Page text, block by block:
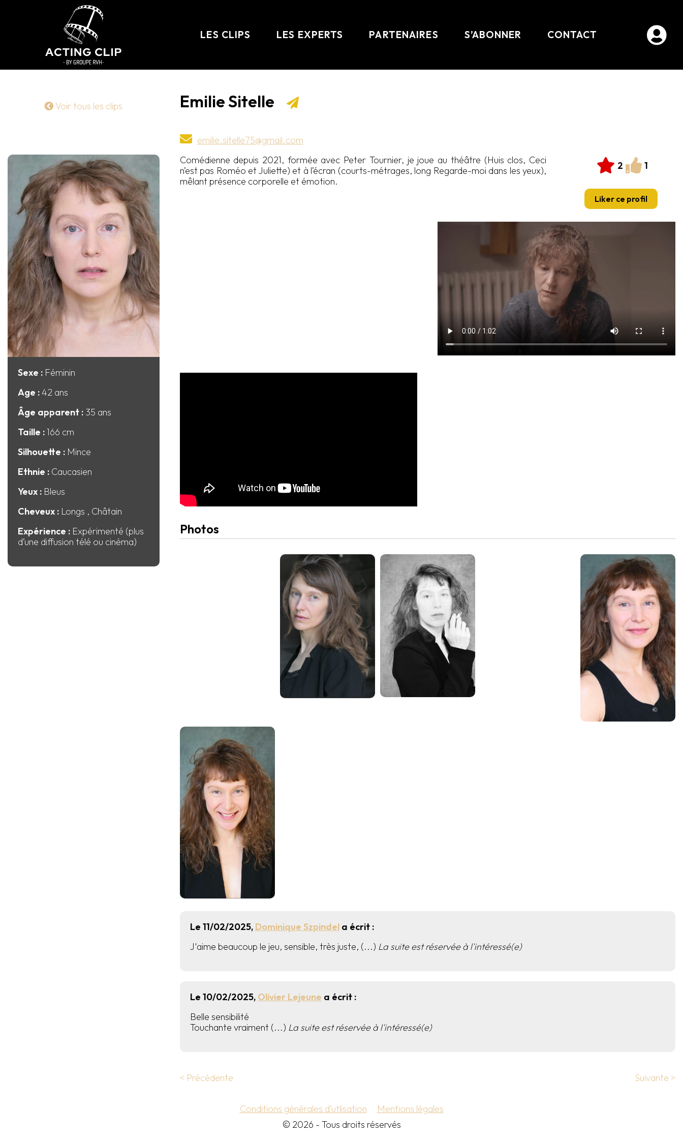
LES CLIPS LES EXPERTS PARTENAIRES S’ABONNER CONTACT
Voir tous les clips Emilie Sitelle
emilie.sitelle75@gmail.com
Sexe : Féminin
Age :42 ans
Âge apparent : 35 ans
Taille :166 cm
Silhouette : Mince
Ethnie : Caucasien
Yeux : Bleus
Cheveux : Longs , Châtain
Expérience : Expérimenté (plus
d’une diffusion télé ou cinéma)
Comédienne depuis 2021, formée avec Peter Tournier, je joue au théâtre (Huis clos, Ceci
n’est pas Roméo et Juliette) et à l’écran (courts-métrages, long Regarde-moi dans les yeux),
mêlant présence corporelle et émotion.
2 1
Photos
Le 11/02/2025, Dominique Szpindela écrit :
J'aime beaucoup le jeu, sensible, très juste, (...) La suite est réservée à l'intéressé(e)
Le 10/02/2025, Olivier Lejeune a écrit :
Belle sensibilité
Touchante vraiment (...) La suite est réservée à l'intéressé(e)
< Précédente Suivante >
Conditions générales d’utlisation
Mentions légales
© 2026 - Tous droits réservés